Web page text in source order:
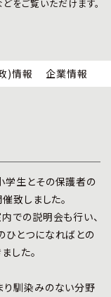
クル法
をご覧いただけます。
)情報 企業情報
学生とその保護者の
致しました。
での説明会も行い、
ひとつになればとの
した。
り馴染みのない分野